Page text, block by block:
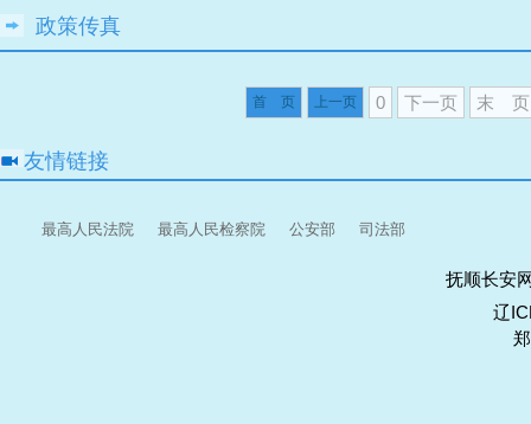
政策传真
首 页 上一页 0 下一页 末 页
友情链接
最高人民法院 最高人民检察院 公安部 司法部
抚顺长安
辽